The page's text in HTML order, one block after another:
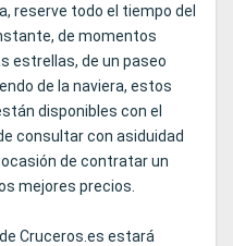
reserve todo el tiempo del
de momentos
estrellas, de un paseo
de la naviera, estos
disponibles con el
consultar con asiduidad
de contratar un
mejores precios.
Cruceros.es estará